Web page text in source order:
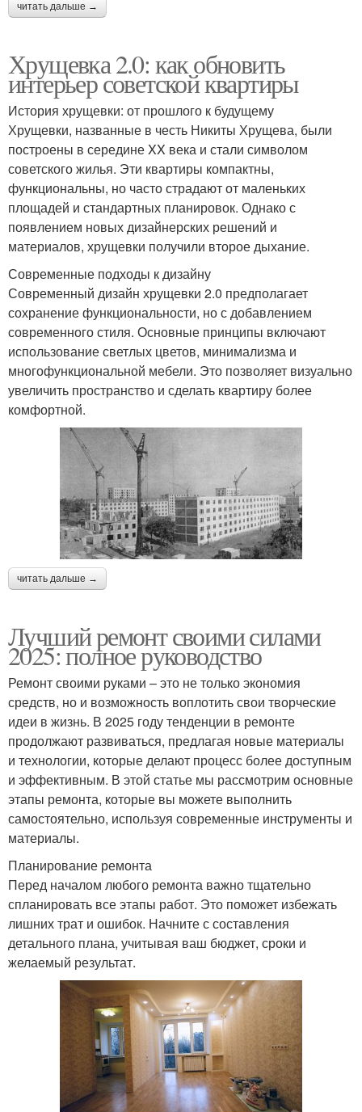
читать дальше →
Хрущевка 2.0: как обновить
интерьер советской квартиры
История хрущевки: от прошлого к будущему
Хрущевки, названные в честь Никиты Хрущева, были
построены в середине XX века и стали символом
советского жилья. Эти квартиры компактны,
функциональны, но часто страдают от маленьких
площадей и стандартных планировок. Однако с
появлением новых дизайнерских решений и
материалов, хрущевки получили второе дыхание.
Современные подходы к дизайну
Современный дизайн хрущевки 2.0 предполагает
сохранение функциональности, но с добавлением
современного стиля. Основные принципы включают
использование светлых цветов, минимализма и
многофункциональной мебели. Это позволяет визуально
увеличить пространство и сделать квартиру более
комфортной.
читать дальше →
Лучший ремонт своими силами
2025: полное руководство
Ремонт своими руками – это не только экономия
средств, но и возможность воплотить свои творческие
идеи в жизнь. В 2025 году тенденции в ремонте
продолжают развиваться, предлагая новые материалы
и технологии, которые делают процесс более доступным
и эффективным. В этой статье мы рассмотрим основные
этапы ремонта, которые вы можете выполнить
самостоятельно, используя современные инструменты и
материалы.
Планирование ремонта
Перед началом любого ремонта важно тщательно
спланировать все этапы работ. Это поможет избежать
лишних трат и ошибок. Начните с составления
детального плана, учитывая ваш бюджет, сроки и
желаемый результат.